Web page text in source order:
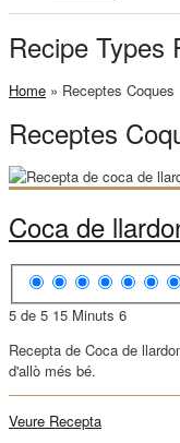
Recipe Types
Home » Receptes Coques
Receptes
Coca de
5 de 5 15 Minuts 6
Recepta de Coca de
d'allò més bé.
Veure Recepta